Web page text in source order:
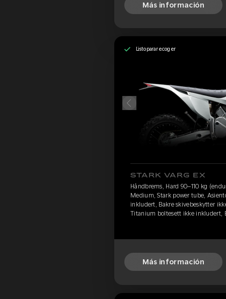
Más información
Listo para recoger
STARK VARG EX
Håndbrems, Hard 90–110 kg
Medium, Stark power tube,
inkludert, Bakre skivebeskytter
Titanium boltesett ikke inkludert,
Más información